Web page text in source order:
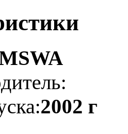
2002 г